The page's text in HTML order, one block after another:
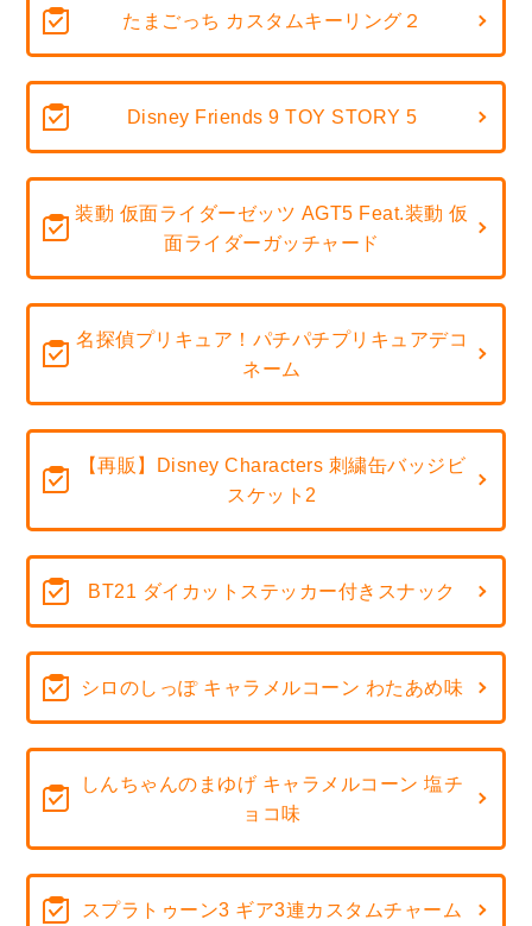
たまごっち カスタムキーリング２
Disney Friends 9 TOY STORY 5
装動 仮面ライダーゼッツ AGT5 Feat.装動 仮
面ライダーガッチャード
名探偵プリキュア！パチパチプリキュアデコ
ネーム
【再販】Disney Characters 刺繍缶バッジビ
スケット2
BT21 ダイカットステッカー付きスナック
シロのしっぽ キャラメルコーン わたあめ味
しんちゃんのまゆげ キャラメルコーン 塩チ
ョコ味
スプラトゥーン3 ギア3連カスタムチャーム